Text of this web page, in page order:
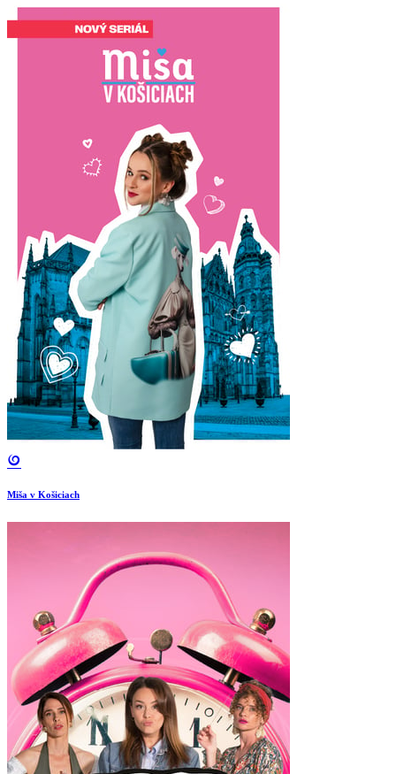
Miša v Košiciach